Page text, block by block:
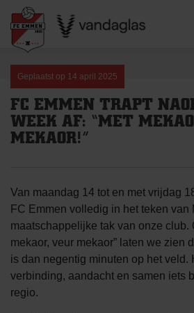
content
Geplaatst op 14 april 2025
FC EMMEN TRAPT
WEEK AF: “MET
MEKAOR!”
Van maandag 14 tot en met vrijdag
FC Emmen volledig in het teken van
maatschappelijke tak van onze club.
mekaor, veur mekaor” laten we zien
is dan negentig minuten op het veld.
verbinding, aandacht en samen iets
regio.